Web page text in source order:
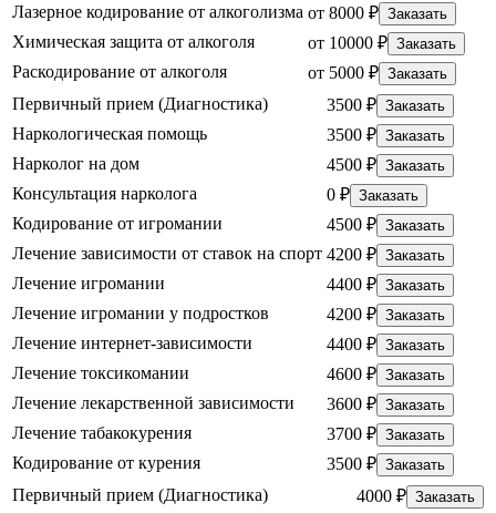
Лазерное кодирование от алкоголизма от 8000 ₽ Заказать
Химическая защита от алкоголя от 10000 ₽ Заказать
Раскодирование от алкоголя от 5000 ₽ Заказать
Первичный прием (Диагностика) 3500 ₽ Заказать
Наркологическая помощь 3500 ₽ Заказать
Нарколог на дом 4500 ₽ Заказать
Консультация нарколога 0 ₽ Заказать
Кодирование от игромании 4500 ₽ Заказать
Лечение зависимости от ставок на спорт 4200 ₽ Заказать
Лечение игромании 4400 ₽ Заказать
Лечение игромании у подростков 4200 ₽ Заказать
Лечение интернет-зависимости 4400 ₽ Заказать
Лечение токсикомании 4600 ₽ Заказать
Лечение лекарственной зависимости 3600 ₽ Заказать
Лечение табакокурения 3700 ₽ Заказать
Кодирование от курения 3500 ₽ Заказать
Первичный прием (Диагностика) 4000 ₽ Заказать